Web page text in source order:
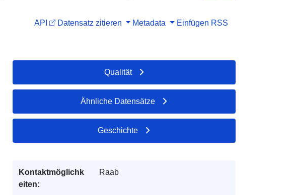
API Datensatz zitieren Metadata Einfügen RSS
Qualität
Ähnliche Datensätze
Geschichte
Kontaktmöglichk
eiten:
Raab